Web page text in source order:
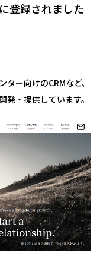
登録されました
ー向けのCRMなど、
・提供しています。